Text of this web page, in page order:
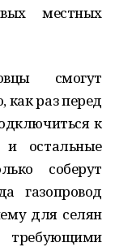
местных
смогут
как раз перед
к
остальные
соберут
газопровод
для селян